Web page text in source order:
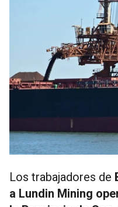
Los trabajadores de
a Lundin Mining